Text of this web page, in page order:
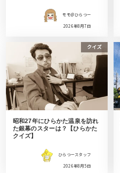
モモ＠ひらつー
2026年8月7日
クイズ
昭和27年にひらかた温泉を訪れ
た銀幕のスターは？【ひらかた
クイズ】
ひらつースタッフ
2026年8月5日